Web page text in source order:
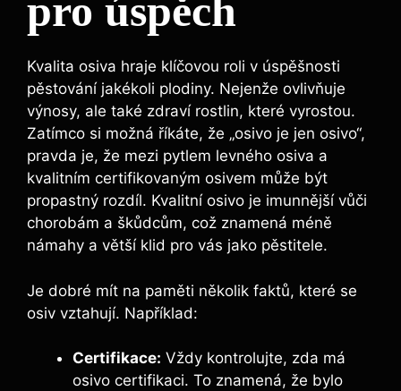
pro úspěch
Kvalita osiva hraje klíčovou roli v úspěšnosti
pěstování jakékoli plodiny. Nejenže ovlivňuje
výnosy, ale také zdraví rostlin, které vyrostou.
Zatímco si možná říkáte, že „osivo je jen osivo“,
pravda je, že mezi pytlem levného osiva a
kvalitním certifikovaným osivem může být
propastný rozdíl. Kvalitní osivo je imunnější vůči
chorobám a škůdcům, což znamená méně
námahy a větší klid pro vás jako pěstitele.
Je dobré mít na paměti několik faktů, které se
osiv vztahují. Například:
Certifikace: Vždy kontrolujte, zda má
osivo certifikaci. To znamená, že bylo